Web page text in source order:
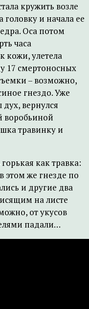
кружить возле
головку и начала ее
Оса потом
часа
кожи, улетела
17 смертоносных
– возможно,
гнездо. Уже
дух, вернулся
воробьиной
травинку и
как травка:
этом же гнезде по
и другие два
на листе
от укусов
падали…